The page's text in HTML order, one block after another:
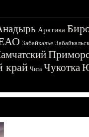
Арктика
Забайкалье
край Чита Чукотка